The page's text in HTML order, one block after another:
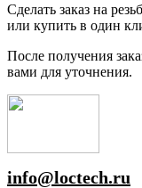
Сделать заказ на
или купить в один
После получения
вами для уточнения.
info@loctech.ru